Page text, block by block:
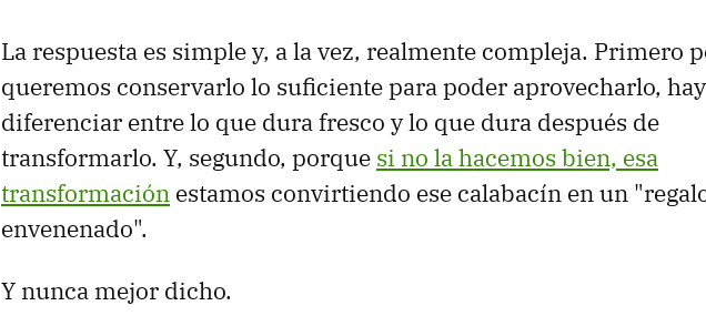
La respuesta es simple y, a la vez, realmente compleja. Primero
queremos conservarlo lo suficiente para poder aprovecharlo,
diferenciar entre lo que dura fresco y lo que dura después de
transformarlo. Y, segundo, porque si no la hacemos bien, esa
transformación estamos convirtiendo ese calabacín en un
envenenado".
Y nunca mejor dicho.